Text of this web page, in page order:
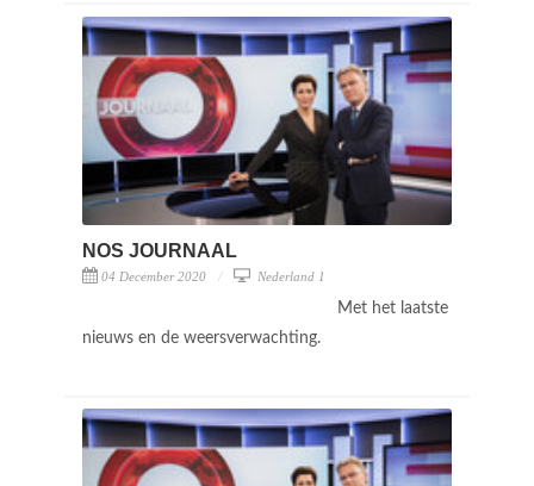
NOS JOURNAAL
04 December 2020 Nederland 1
Met het laatste
nieuws en de weersverwachting.